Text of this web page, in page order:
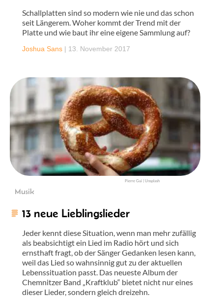
Schallplatten sind so modern wie nie und das schon
seit Längerem. Woher kommt der Trend mit der
Platte und wie baut ihr eine eigene Sammlung auf?
Joshua Sans | 13. November 2017
Pierre Gui | Unsplash
Musik
13 neue Lieblingslieder
Jeder kennt diese Situation, wenn man mehr zufällig
als beabsichtigt ein Lied im Radio hört und sich
ernsthaft fragt, ob der Sänger Gedanken lesen kann,
weil das Lied so wahnsinnig gut zu der aktuellen
Lebenssituation passt. Das neueste Album der
Chemnitzer Band „Kraftklub“ bietet nicht nur eines
dieser Lieder, sondern gleich dreizehn.